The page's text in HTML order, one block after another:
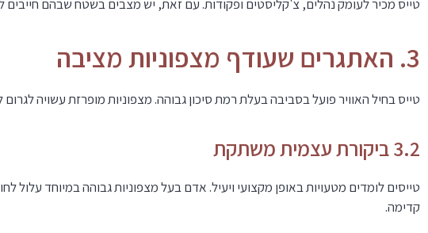
טייס מכיר לעומק נהלים, צ'קליסטים ופקודות. עם זאת, יש מצבים בשטח שבהם
3. האתגרים שעודף מצפוניות מציבה
טייס בחיל האוויר פועל בסביבה בעלת רמת סיכון גבוהה. מצפוניות מופרזת עשויה
3.2 ביקורת עצמית משתקת
טייסים לומדים מטעויות באופן מקצועי ויעיל. אדם בעל מצפוניות גבוהה במיוחד
קדימה.